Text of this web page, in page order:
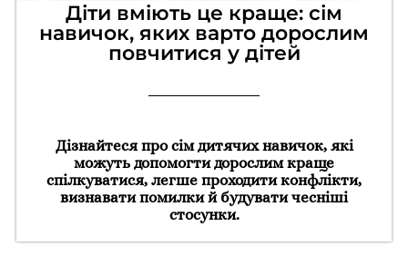
Діти вміють це краще: сім
навичок, яких варто дорослим
повчитися у дітей
Дізнайтеся про сім дитячих навичок, які
можуть допомогти дорослим краще
спілкуватися, легше проходити конфлікти,
визнавати помилки й будувати чесніші
стосунки.